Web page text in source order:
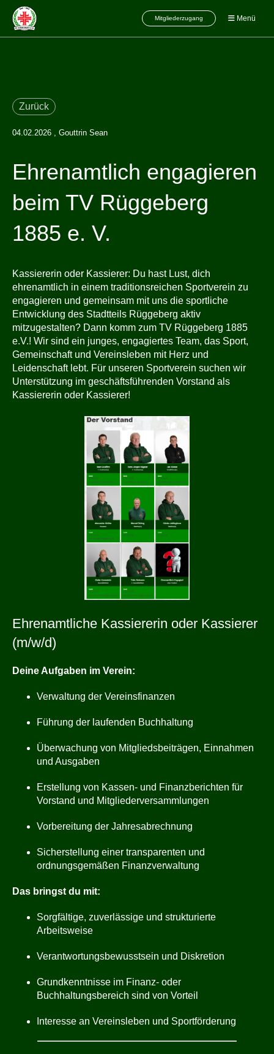
Mitgliederzugang Menü
Zurück
04.02.2026 , Gouttrin Sean
Ehrenamtlich engagieren
beim TV Rüggeberg
1885 e. V.
Kassiererin oder Kassierer: Du hast Lust, dich
ehrenamtlich in einem traditionsreichen Sportverein zu
engagieren und gemeinsam mit uns die sportliche
Entwicklung des Stadtteils Rüggeberg aktiv
mitzugestalten? Dann komm zum TV Rüggeberg 1885
e.V.! Wir sind ein junges, engagiertes Team, das Sport,
Gemeinschaft und Vereinsleben mit Herz und
Leidenschaft lebt. Für unseren Sportverein suchen wir
Unterstützung im geschäftsführenden Vorstand als
Kassiererin oder Kassierer!
Ehrenamtliche Kassiererin oder Kassierer
(m/w/d)
Deine Aufgaben im Verein:
Verwaltung der Vereinsfinanzen
Führung der laufenden Buchhaltung
Überwachung von Mitgliedsbeiträgen, Einnahmen
und Ausgaben
Erstellung von Kassen- und Finanzberichten für
Vorstand und Mitgliederversammlungen
Vorbereitung der Jahresabrechnung
Sicherstellung einer transparenten und
ordnungsgemäßen Finanzverwaltung
Das bringst du mit:
Sorgfältige, zuverlässige und strukturierte
Arbeitsweise
Verantwortungsbewusstsein und Diskretion
Grundkenntnisse im Finanz- oder
Buchhaltungsbereich sind von Vorteil
Interesse an Vereinsleben und Sportförderung